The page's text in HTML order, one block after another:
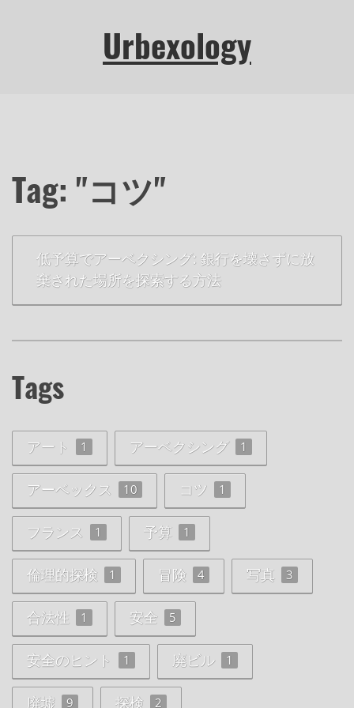
Urbexology
Tag: "コツ"
低予算でアーベクシング: 銀行を壊さずに放
棄された場所を探索する方法
Tags
アート 1 アーベクシング 1
アーベックス 10 コツ 1
フランス 1 予算 1
倫理的探検 1 冒険 4 写真 3
合法性 1 安全 5
安全のヒント 1 廃ビル 1
廃墟 9 探検 2